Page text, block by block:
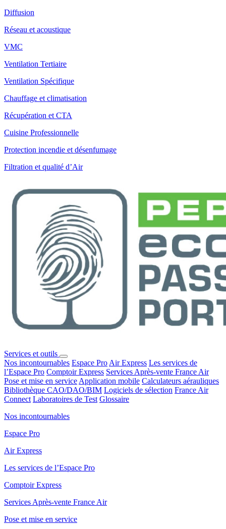
Diffusion
Réseau et acoustique
VMC
Ventilation Tertiaire
Ventilation Spécifique
Chauffage et climatisation
Récupération et CTA
Cuisine Professionnelle
Protection incendie et désenfumage
Filtration et qualité d’Air
Services et outils
Nos incontournables Espace Pro Air Express Les services de
l’Espace Pro Comptoir Express Services Après-vente France Air
Pose et mise en service Application mobile Calculateurs aérauliques
Bibliothèque CAO/DAO/BIM Logiciels de sélection France Air
Connect Laboratoires de Test Glossaire
Nos incontournables
Espace Pro
Air Express
Les services de l’Espace Pro
Comptoir Express
Services Après-vente France Air
Pose et mise en service